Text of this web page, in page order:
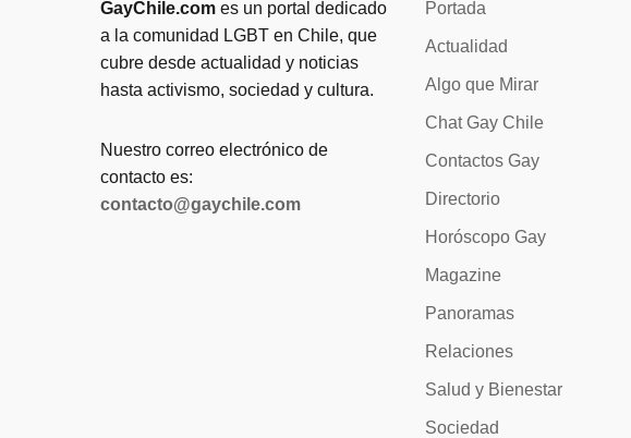
GayChile.com es un portal dedicado
a la comunidad LGBT en Chile, que
cubre desde actualidad y noticias
hasta activismo, sociedad y cultura.
Nuestro correo electrónico de
contacto es:
contacto@gaychile.com
Portada
Actualidad
Algo que Mirar
Chat Gay Chile
Contactos Gay
Directorio
Horóscopo Gay
Magazine
Panoramas
Relaciones
Salud y Bienestar
Sociedad